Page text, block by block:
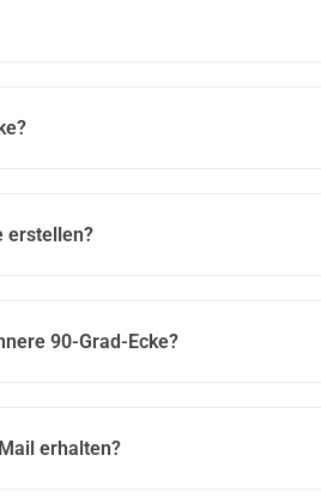
erstellen?
90-Grad-Ecke?
erhalten?